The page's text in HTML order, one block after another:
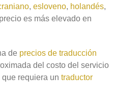
, esloveno, holandés,
es más elevado en
de precios de traducción
del costo del servicio
requiera un traductor